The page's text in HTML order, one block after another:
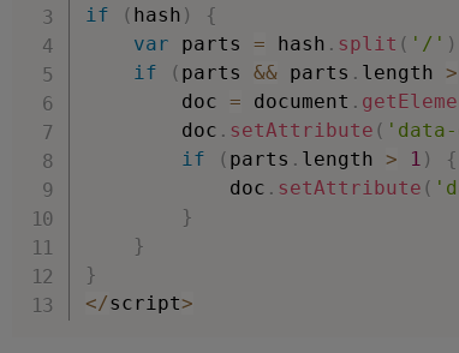
if
( hash )
{
var parts = hash . split ( '/' )
if
( parts && parts . length >
		doc
= document .
		doc
. setAttribute ( 'data-
if
( parts . length > 1 )
{
			doc
. setAttribute (
}
}
}
</script>